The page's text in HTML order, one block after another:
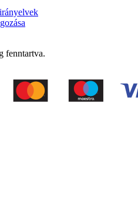
fenntartva.